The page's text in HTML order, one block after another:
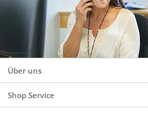
Über uns
Shop Service